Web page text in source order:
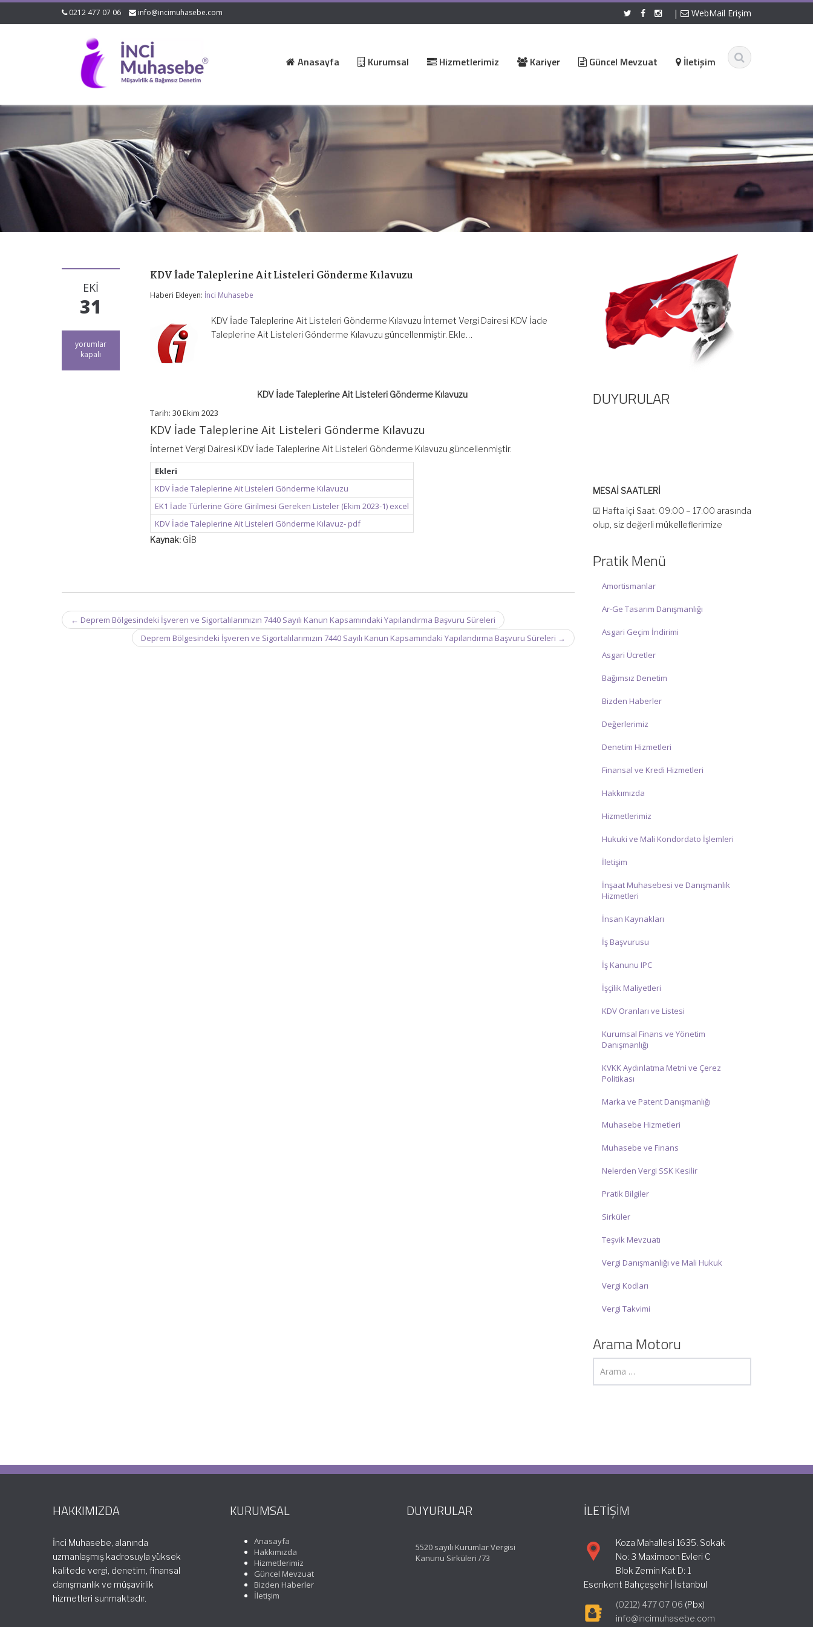
0212 477 07 06 info@incimuhasebe.com | WebMail Erişim
Anasayfa Kurumsal Hizmetlerimiz Kariyer Güncel Mevzuat İletişim
EKI
31
KDV
İade
yorumlar
kapalı
KDV İade Taleplerine Ait Listeleri Gönderme Kılavuzu
Haberi Ekleyen: İnci Muhasebe
KDV İade Taleplerine Ait Listeleri Gönderme Kılavuzu İnternet Vergi Dairesi KDV İade
Taleplerine Ait Listeleri Gönderme Kılavuzu güncellenmiştir. Ekle…
KDV İade Taleplerine Ait Listeleri Gönderme Kılavuzu
Tarih: 30 Ekim 2023
KDV İade Taleplerine Ait Listeleri Gönderme Kılavuzu
İnternet Vergi Dairesi KDV İade Taleplerine Ait Listeleri Gönderme Kılavuzu güncellenmiştir.
Ekleri
KDV İade Taleplerine Ait Listeleri Gönderme Kılavuzu
EK1 İade Türlerine Göre Girilmesi Gereken Listeler (Ekim 2023-1) excel
KDV İade Taleplerine Ait Listeleri Gönderme Kılavuz- pdf
Kaynak: GİB
Post
navigation
← Deprem Bölgesindeki İşveren ve Sigortalılarımızın 7440 Sayılı Kanun Kapsamındaki Yapılandırma Başvuru Süreleri
Deprem Bölgesindeki İşveren ve Sigortalılarımızın 7440 Sayılı Kanun Kapsamındaki Yapılandırma Başvuru Süreleri →
DUYURULAR
olup, siz değerli mükelleflerimize
hizmet vermektedir.
10:00 – 15:00 arasında olup, siz değerli
MÜŞAVİRLİK Ailesi olarak teşekkür
Pratik Menü
Amortismanlar
Ar-Ge Tasarım Danışmanlığı
Asgari Geçim İndirimi
Asgari Ücretler
Bağımsız Denetim
Bizden Haberler
Değerlerimiz
Denetim Hizmetleri
Finansal ve Kredi Hizmetleri
Hakkımızda
Hizmetlerimiz
Hukuki ve Mali Kondordato İşlemleri
İletişim
İnşaat Muhasebesi ve Danışmanlık
Hizmetleri
İnsan Kaynakları
İş Başvurusu
İş Kanunu IPC
İşçilik Maliyetleri
KDV Oranları ve Listesi
Kurumsal Finans ve Yönetim
Danışmanlığı
KVKK Aydınlatma Metni ve Çerez
Politikası
Marka ve Patent Danışmanlığı
Muhasebe Hizmetleri
Muhasebe ve Finans
Nelerden Vergi SSK Kesilir
Pratik Bilgiler
Sirküler
Teşvik Mevzuatı
Vergi Danışmanlığı ve Mali Hukuk
Vergi Kodları
Vergi Takvimi
Arama Motoru
HAKKIMIZDA
İnci Muhasebe, alanında
uzmanlaşmış kadrosuyla yüksek
kalitede vergi, denetim, finansal
danışmanlık ve müşavirlik
hizmetleri sunmaktadır.
KURUMSAL
Anasayfa
Hakkımızda
Hizmetlerimiz
Güncel Mevzuat
Bizden Haberler
İletişim
DUYURULAR
5520 sayılı Kurumlar Vergisi
Kanunu Sirküleri /73
İLETİŞİM
Koza Mahallesi 1635. Sokak
No: 3 Maximoon Evleri C
Blok Zemin Kat D: 1
Esenkent Bahçeşehir | İstanbul
(0212) 477 07 06 (Pbx)
info@incimuhasebe.com